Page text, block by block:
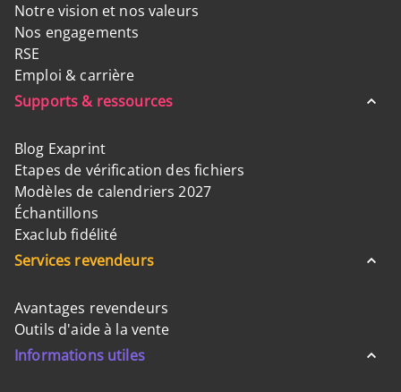
Notre vision et nos valeurs
Nos engagements
RSE
Emploi & carrière
Supports & ressources
Blog Exaprint
Etapes de vérification des fichiers
Modèles de calendriers 2027
Échantillons
Exaclub fidélité
Services revendeurs
Avantages revendeurs
Outils d'aide à la vente
Informations utiles